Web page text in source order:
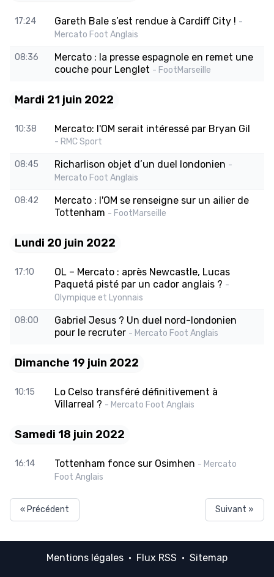
17:24 Gareth Bale s’est rendue à Cardiff City ! -
Mercato Foot Anglais
08:36
Mercato : la presse espagnole en remet une
couche pour Lenglet - FootMarseille
Mardi 21 juin 2022
10:38 Mercato: l'OM serait intéressé par Bryan Gil
- RMC Sport
08:45 Richarlison objet d’un duel londonien -
Mercato Foot Anglais
08:42
Mercato : l'OM se renseigne sur un ailier de
Tottenham - FootMarseille
Lundi 20 juin 2022
17:10
OL – Mercato : après Newcastle, Lucas
Paquetá pisté par un cador anglais ? -
Olympique et Lyonnais
08:00
Gabriel Jesus ? Un duel nord-londonien
pour le recruter - Mercato Foot Anglais
Dimanche 19 juin 2022
10:15
Lo Celso transféré définitivement à
Villarreal ? - Mercato Foot Anglais
Samedi 18 juin 2022
16:14 Tottenham fonce sur Osimhen - Mercato
Foot Anglais
« Précédent Suivant »
Mentions légales · Flux RSS · Sitemap